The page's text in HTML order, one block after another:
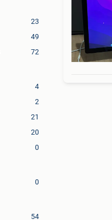
23
49
72
4
2
21
20
0
0
54